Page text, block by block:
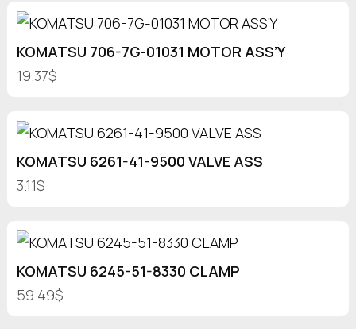
KOMATSU 706-7G-01031 MOTOR ASS’Y
19.37$
KOMATSU 6261-41-9500 VALVE ASS
3.11$
KOMATSU 6245-51-8330 CLAMP
59.49$